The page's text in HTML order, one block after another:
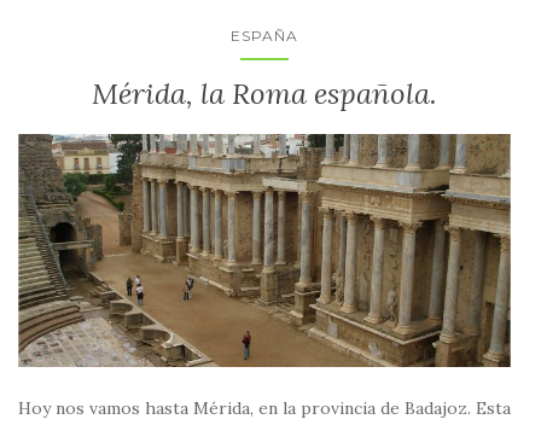
ESPAÑA
Mérida, la Roma española.
Hoy nos vamos hasta Mérida, en la provincia de Badajoz. Esta